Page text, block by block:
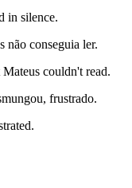
in silence.
não conseguia ler.
couldn't read.
frustrado.